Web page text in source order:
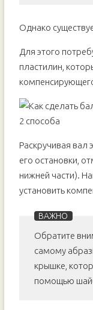
Однако
Для этого
пластилин,
Раскручивая вал
его остановки,
нижней части).
установить
Обратите
самому
крышке,
помощью